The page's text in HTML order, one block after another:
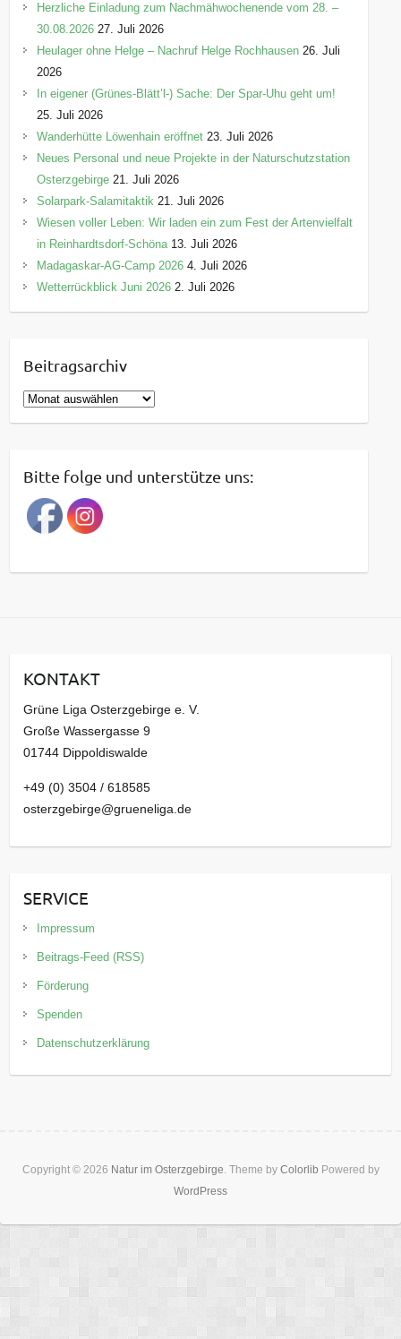
Herzliche Einladung zum Nachmähwochenende vom 28. –
30.08.2026 27. Juli 2026
Heulager ohne Helge – Nachruf Helge Rochhausen 26. Juli
2026
In eigener (Grünes-Blätt’l-) Sache: Der Spar-Uhu geht um!
25. Juli 2026
Wanderhütte Löwenhain eröffnet 23. Juli 2026
Neues Personal und neue Projekte in der Naturschutzstation
Osterzgebirge 21. Juli 2026
Solarpark-Salamitaktik 21. Juli 2026
Wiesen voller Leben: Wir laden ein zum Fest der Artenvielfalt
in Reinhardtsdorf-Schöna 13. Juli 2026
Madagaskar-AG-Camp 2026 4. Juli 2026
Wetterrückblick Juni 2026 2. Juli 2026
Beitragsarchiv
B
e
r
a
g
a
v
Bitte folge und unterstütze uns:
KONTAKT
Grüne Liga Osterzgebirge e. V.
Große Wassergasse 9
01744 Dippoldiswalde
+49 (0) 3504 / 618585
osterzgebirge@grueneliga.de
SERVICE
Impressum
Beitrags-Feed (RSS)
Förderung
Spenden
Datenschutzerklärung
Copyright © 2026 Natur im Osterzgebirge. Theme by Colorlib Powered by
WordPress